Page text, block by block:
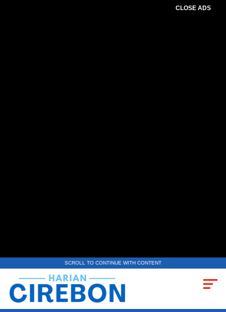
CLOSE ADS
SCROLL TO CONTINUE WITH CONTENT